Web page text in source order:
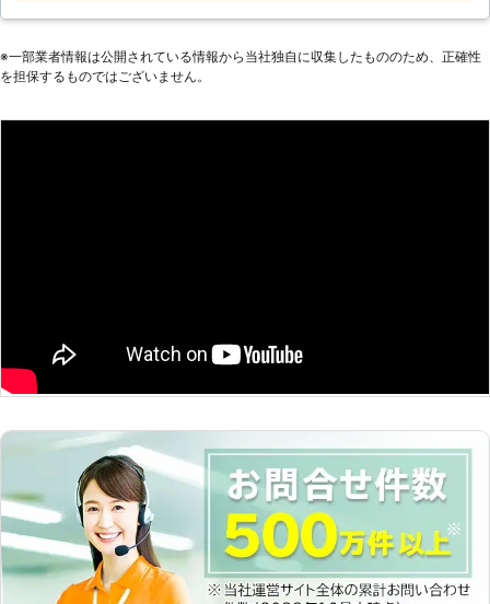
ほしい」 「説明書を見ても家具の組
立がうまくいかないから対応してほし
立110番をご利用ください。 大きくて
※⼀部業者情報は公開されている情報から当社独⾃に収集したもののため、正確性
を担保するものではございません。